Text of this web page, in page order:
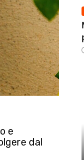
e
dal